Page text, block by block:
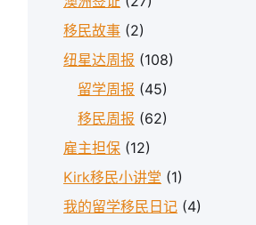
移民故事 (2)
纽星达周报 (108)
留学周报 (45)
移民周报 (62)
雇主担保 (12)
Kirk移民小讲堂 (1)
我的留学移民日记 (4)